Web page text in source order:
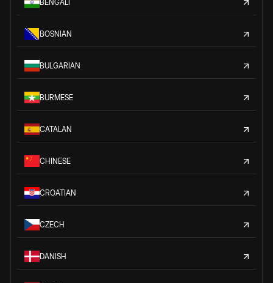
BENGALI
BOSNIAN
BULGARIAN
BURMESE
CATALAN
CHINESE
CROATIAN
CZECH
DANISH